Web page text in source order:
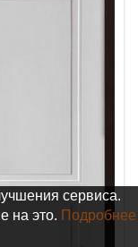
сервиса.
на это. Подробнее